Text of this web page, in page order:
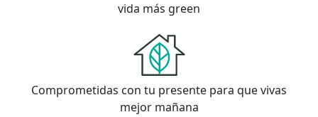
vida más green
Comprometidas con tu presente para que vivas
mejor mañana